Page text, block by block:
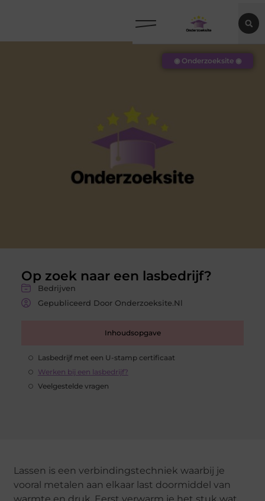
Op zoek naar een lasbedrijf?
Bedrijven
Gepubliceerd Door Onderzoeksite.nl
Inhoudsopgave
Lasbedrijf met een U-stamp certificaat
Werken bij een lasbedrijf?
Veelgestelde vragen
◉ Onderzoeksite ◉
Lassen is een verbindingstechniek waarbij je
vooral metalen aan elkaar last doormiddel van